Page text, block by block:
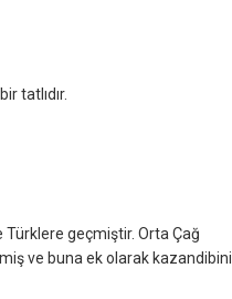
tatlıdır.
Türklere geçmiştir. Orta Çağ
ve buna ek olarak kazandibini